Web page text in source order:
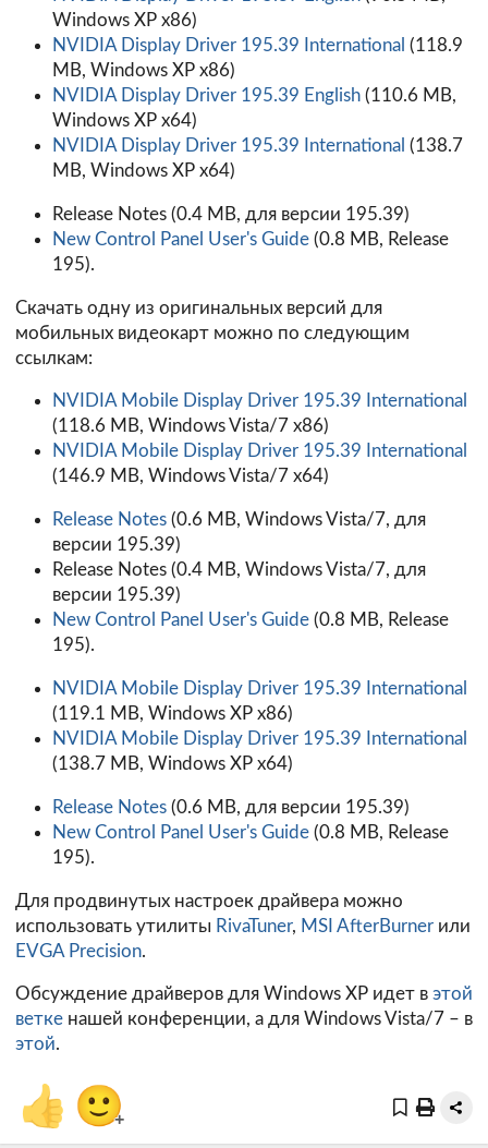
Windows XP x86)
NVIDIA Display Driver 195.39 International (118.9
MB, Windows XP x86)
NVIDIA Display Driver 195.39 English(110.6 MB,
Windows XP x64)
NVIDIA Display Driver 195.39 International (138.7
MB, Windows XP x64)
Release Notes(0.4 MB, для версии 195.39)
New Control Panel User's Guide(0.8 MB, Release
195).
Скачать одну из оригинальных версий для
мобильных видеокарт можно по следующим
ссылкам:
NVIDIA Mobile Display Driver 195.39 International
(118.6 MB, Windows Vista/7 x86)
NVIDIA Mobile Display Driver 195.39 International
(146.9 MB, Windows Vista/7 x64)
Release Notes(0.6 MB, Windows Vista/7, для
версии 195.39)
Release Notes(0.4 MB, Windows Vista/7, для
версии 195.39)
New Control Panel User's Guide(0.8 MB, Release
195).
NVIDIA Mobile Display Driver 195.39 International
(119.1 MB, Windows XP x86)
NVIDIA Mobile Display Driver 195.39 International
(138.7 MB, Windows XP x64)
Release Notes(0.6 MB, для версии 195.39)
New Control Panel User's Guide(0.8 MB, Release
195).
Для продвинутых настроек драйвера можно
использовать утилиты RivaTuner, MSI AfterBurner или
EVGA Precision.
Обсуждение драйверов для Windows XP идет в этой
ветке нашей конференции, а для Windows Vista/7 – в
этой.
👍 🙂+